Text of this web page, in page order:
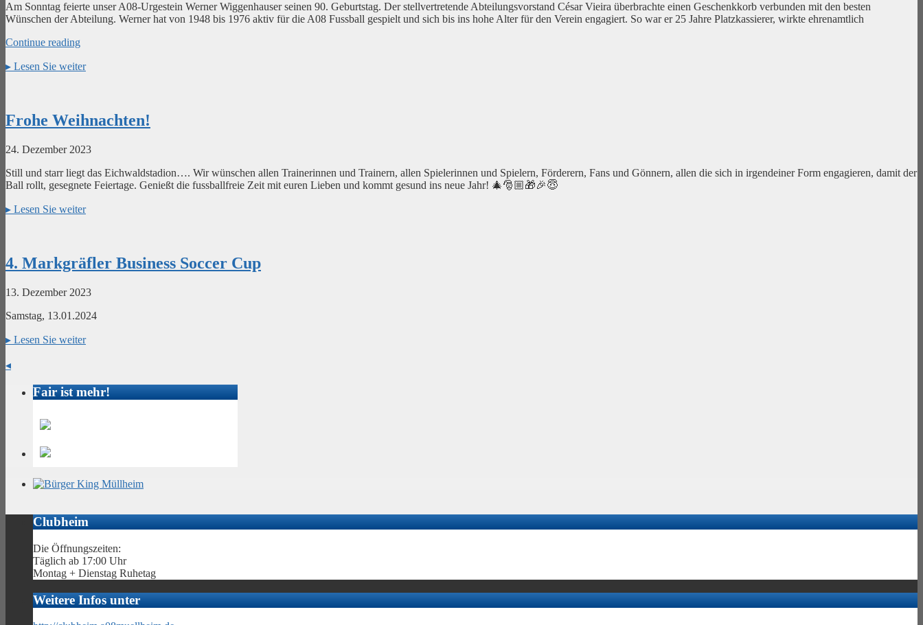
Am Sonntag feierte unser A08-Urgestein Werner Wiggenhauser seinen 90. Geburtstag. Der stellvertretende Abteilungsvorstand César Vieira überbrachte einen Geschenkkorb verbunden mit den besten
Wünschen der Abteilung. Werner hat von 1948 bis 1976 aktiv für die A08 Fussball gespielt und sich bis ins hohe Alter für den Verein engagiert. So war er 25 Jahre Platzkassierer, wirkte ehrenamtlich
Continue reading
▸ Lesen Sie weiter
Frohe Weihnachten!
24. Dezember 2023
Still und starr liegt das Eichwaldstadion…. Wir wünschen allen Trainerinnen und Trainern, allen Spielerinnen und Spielern, Förderern, Fans und Gönnern, allen die sich in irgendeiner Form engagieren, damit der
Ball rollt, gesegnete Feiertage. Genießt die fussballfreie Zeit mit euren Lieben und kommt gesund ins neue Jahr! 🎄🎅🏼🎁🎉😇
▸ Lesen Sie weiter
4. Markgräfler Business Soccer Cup
13. Dezember 2023
Samstag, 13.01.2024
▸ Lesen Sie weiter
◂
Fair ist mehr!
Clubheim
Die Öffnungszeiten:
Täglich ab 17:00 Uhr
Montag + Dienstag Ruhetag
Weitere Infos unter